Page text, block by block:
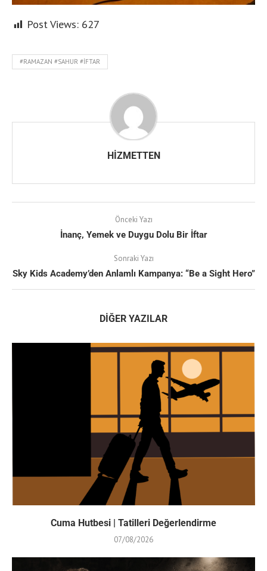
Post Views: 627
#RAMAZAN #SAHUR #IFTAR
HIZMETTEN
Önceki Yazı
İnanç, Yemek ve Duygu Dolu Bir İftar
Sonraki Yazı
Sky Kids Academy’den Anlamlı Kampanya: “Be a Sight Hero”
DIĞER YAZILAR
Cuma Hutbesi | Tatilleri Değerlendirme
07/08/2026